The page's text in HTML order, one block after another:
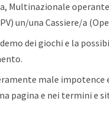
Multinazionale
un/una Cassiere/a
dei giochi e la
male
pagina e nei termini e